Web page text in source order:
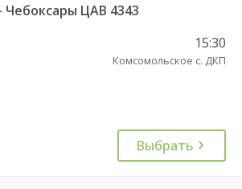
ЦАВ 4343
15:30
Комсомольское с. ДКП
Выбрать